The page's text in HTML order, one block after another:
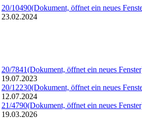
20/10490(Dokument, öffnet ein neues
23.02.2024
20/7841(Dokument, öffnet ein neues
19.07.2023
20/12230(Dokument, öffnet ein neues
12.07.2024
21/4790(Dokument, öffnet ein neues
19.03.2026